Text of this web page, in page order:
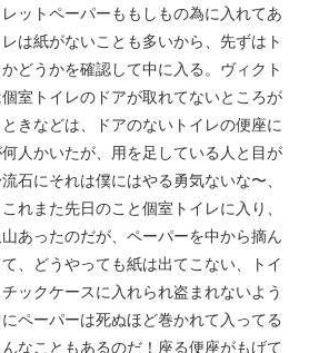
ットペーパーももしもの為に入れてあ
は紙がないことも多いから、先ずはト
どうかを確認して中に入る。ヴィクト
室トイレのドアが取れてないところが
きなどは、ドアのないトイレの便座に
人かいたが、用を足している人と目が
石にそれは僕にはやる勇気ないな〜、
れまた先日のこと個室トイレに入り、
あったのだが、ペーパーを中から摘ん
、どうやっても紙は出てこない、トイ
ックケースに入れられ盗まれないよう
ペーパーは死ぬほど巻かれて入ってる
なこともあるのだ！座る便座がもげて